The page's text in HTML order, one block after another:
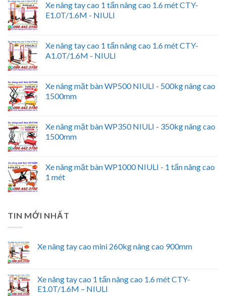
Xe nâng tay cao 1 tấn nâng cao 1.6 mét CTY-
E1.0T/1.6M - NIULI
Xe nâng tay cao 1 tấn nâng cao 1.6 mét CTY-
A1.0T/1.6M - NIULI
Xe nâng mặt bàn WP500 NIULI - 500kg nâng cao
1500mm
Xe nâng mặt bàn WP350 NIULI - 350kg nâng cao
1500mm
Xe nâng mặt bàn WP1000 NIULI - 1 tấn nâng cao
1 mét
TIN MỚI NHẤT
Xe nâng tay cao mini 260kg nâng cao 900mm
Xe nâng tay cao 1 tấn nâng cao 1.6 mét CTY-
E1.0T/1.6M – NIULI